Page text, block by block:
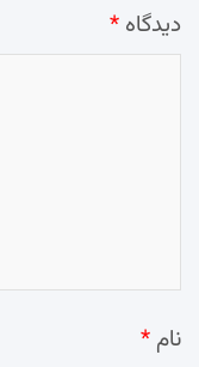
دیدگاه *
نام *